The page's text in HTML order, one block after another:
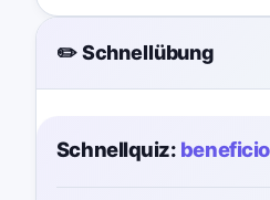
✏️ Schnellübung
Schnellquiz: